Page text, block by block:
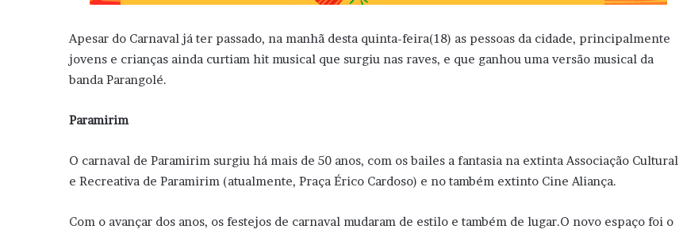
Apesar do Carnaval já ter passado, na manhã desta quinta-feira(18) as pessoas da cidade, principalmente
jovens e crianças ainda curtiam hit musical que surgiu nas raves, e que ganhou uma versão musical da
banda Parangolé.
Paramirim
O carnaval de Paramirim surgiu há mais de 50 anos, com os bailes a fantasia na extinta Associação Cultural
e Recreativa de Paramirim (atualmente, Praça Érico Cardoso) e no também extinto Cine Aliança.
Com o avançar dos anos, os festejos de carnaval mudaram de estilo e também de lugar.O novo espaço foi o